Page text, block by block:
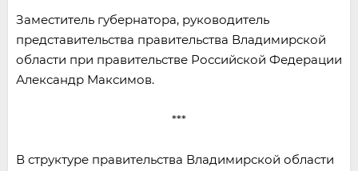
Заместитель губернатора, руководитель
представительства правительства Владимирской
области при правительстве Российской Федерации
Александр Максимов.
***
В структуре правительства Владимирской области